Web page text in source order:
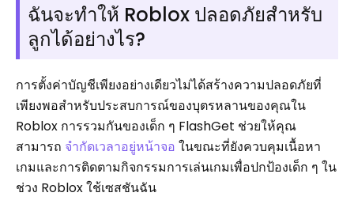
ฉันจะทำให้ Roblox ปลอดภัยสำหรับ
ลูกได้อย่างไร?
การตั้งค่าบัญชีเพียงอย่างเดียวไม่ได้สร้างความปลอดภัยที่
เพียงพอสำหรับประสบการณ์ของบุตรหลานของคุณใน
Roblox การรวมกันของเด็ก ๆ FlashGet ช่วยให้คุณ
สามารถ จำกัดเวลาอยู่หน้าจอ ในขณะที่ยังควบคุมเนื้อหา
เกมและการติดตามกิจกรรมการเล่นเกมเพื่อปกป้องเด็ก ๆ ใน
ช่วง Roblox ใช้เซสชันฉัน